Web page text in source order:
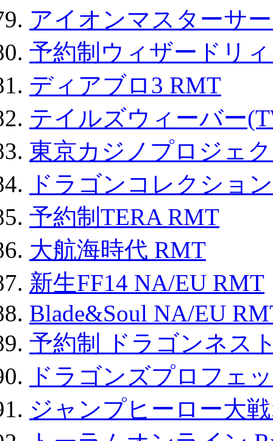
アイオンマスターサ
予約制ウィザードリ
ディアブロ3 RMT
テイルズウィーバー
東京カジノプロジェ
ドラゴンコレクショ
予約制TERA RMT
大航海時代 RMT
新生FF14 NA/EU RMT
Blade&Soul NA/EU
予約制 ドラゴンネス
ドラゴンズプロフェ
ジャンプヒーロー大